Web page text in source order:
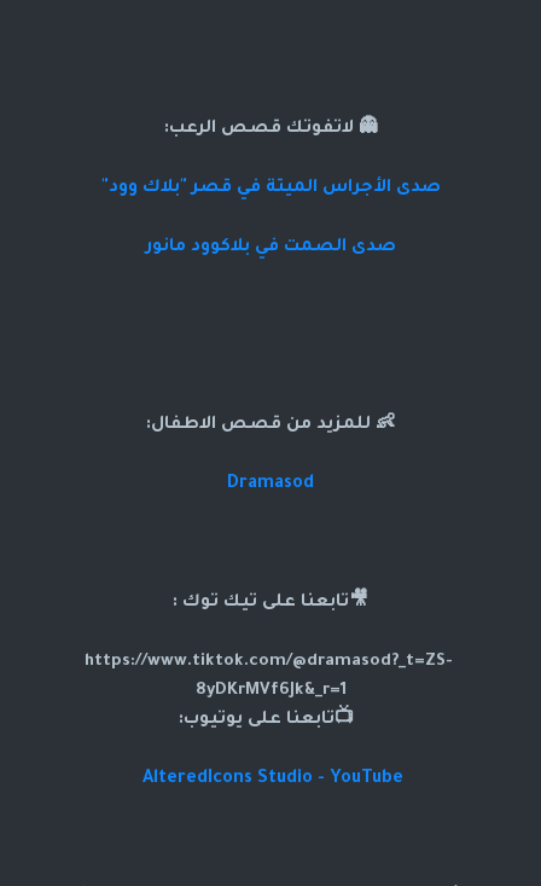
👻 لاتفوتك قصص الرعب:
صدى الأجراس الميتة في قصر "بلاك وود"
صدى الصمت في بلاكوود مانور
👶 للمزيد من قصص الاطفال:
Dramasod
🎥تابعنا على تيك توك :
https://www.tiktok.com/@dramasod?_t=ZS-
8yDKrMVf6Jk&_r=1
📺تابعنا على يوتيوب:
AlteredIcons Studio - YouTube